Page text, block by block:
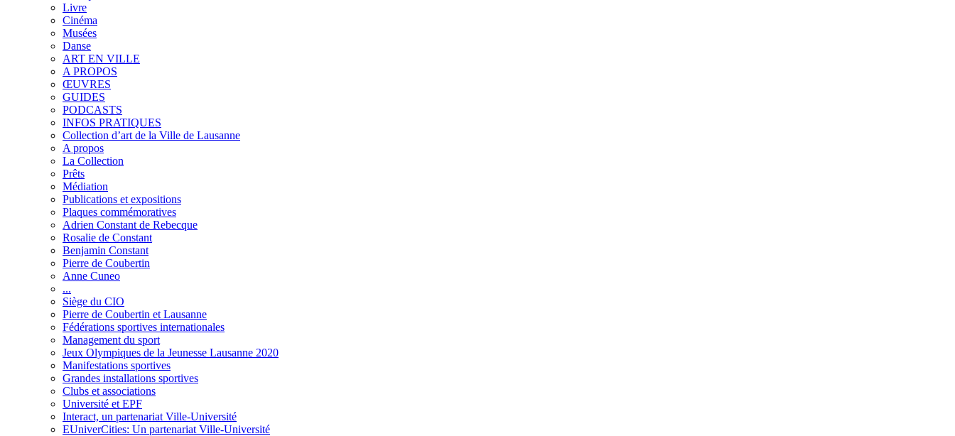
Livre
Cinéma
Musées
Danse
ART EN VILLE
A PROPOS
ŒUVRES
GUIDES
PODCASTS
INFOS PRATIQUES
Collection d’art de la Ville de Lausanne
A propos
La Collection
Prêts
Médiation
Publications et expositions
Plaques commémoratives
Adrien Constant de Rebecque
Rosalie de Constant
Benjamin Constant
Pierre de Coubertin
Anne Cuneo
...
Siège du CIO
Pierre de Coubertin et Lausanne
Fédérations sportives internationales
Management du sport
Jeux Olympiques de la Jeunesse Lausanne 2020
Manifestations sportives
Grandes installations sportives
Clubs et associations
Université et EPF
Interact, un partenariat Ville-Université
EUniverCities: Un partenariat Ville-Université